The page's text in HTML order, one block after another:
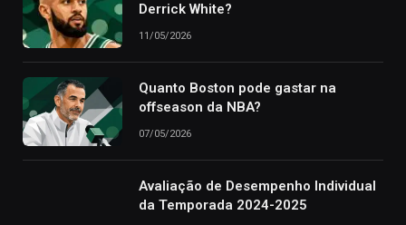
Derrick White?
11/05/2026
Quanto Boston pode gastar na
offseason da NBA?
07/05/2026
Avaliação de Desempenho Individual
da Temporada 2024-2025